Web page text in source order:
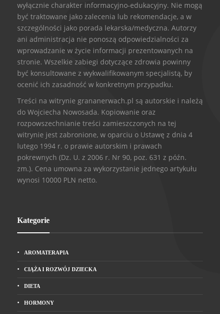
wyłącznie charakter informacyjno-edukacyjny. Nie mogą
być traktowane jako zalecenia lub rekomendacje, a w
szczególności jako porada lekarska/medyczna. Autorzy
ani administracja nie ponoszą odpowiedzialności za
wprowadzanie w życie informacji prezentowanych na
stronie. Wszelkie zabiegi dotyczące zdrowia powinny
być konsultowane z wykwalifikowanym specjalistą, by
ocenić ich zasadność w konkretnym przypadku.
Treści na witrynie grananerwach.pl są autorskie i należą
do Wojciecha Nowosada. Kopiowanie oraz
rozpowszechnianie treści zamieszczonych na tej
witrynie jest zabronione, w oparciu o Ustawę z dnia 4
lutego 1994 r. o prawie autorskim i prawach
pokrewnych (Dz. U. z 2006 r. Nr 90, poz. 631 z późn.
zm.). Cena umowna za wykorzystanie jednego artykułu
wynosi 10000 PLN netto.
Kategorie
AROMATERAPIA
CIĄŻA I ROZWÓJ DZIECKA
DIETA
HORMONY